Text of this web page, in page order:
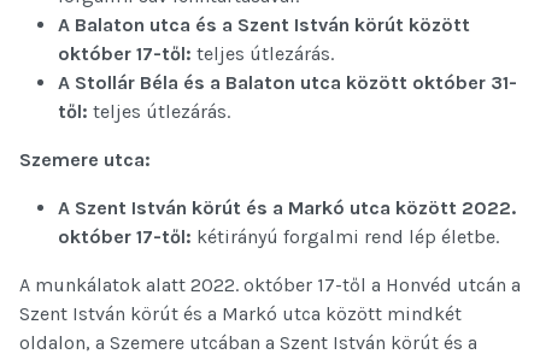
A Balaton utca és a Szent István körút között
október 17-től: teljes útlezárás.
A Stollár Béla és a Balaton utca között október 31-
től: teljes útlezárás.
Szemere utca:
A Szent István körút és a Markó utca között 2022.
október 17-től: kétirányú forgalmi rend lép életbe.
A munkálatok alatt 2022. október 17-től a Honvéd utcán a
Szent István körút és a Markó utca között mindkét
oldalon, a Szemere utcában a Szent István körút és a